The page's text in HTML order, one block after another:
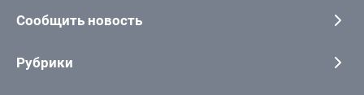
Сообщить новость
Рубрики